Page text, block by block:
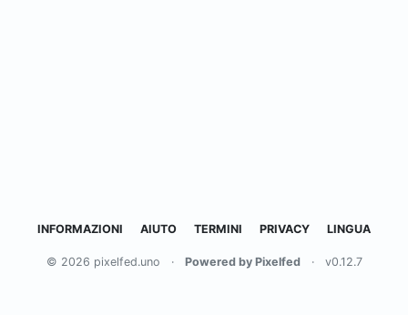
INFORMAZIONI AIUTO TERMINI PRIVACY LINGUA
© 2026 pixelfed.uno · Powered by Pixelfed · v0.12.7